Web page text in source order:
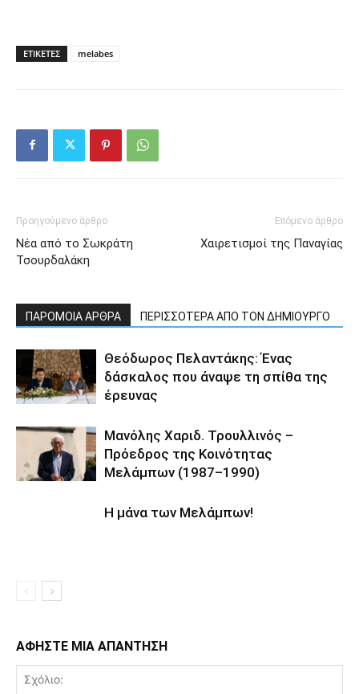
ΕΤΙΚΕΤΕΣ melabes
Προηγούμενο άρθρο
Νέα από το Σωκράτη
Τσουρδαλάκη
Επόμενο άρθρο
Χαιρετισμοί της Παναγίας
ΠΑΡΟΜΟΙΑ ΑΡΘΡΑ ΠΕΡΙΣΣΟΤΕΡΑ ΑΠΟ ΤΟΝ ΔΗΜΙΟΥΡΓΟ
Θεόδωρος Πελαντάκης: Ένας
δάσκαλος που άναψε τη σπίθα της
έρευνας
Μανόλης Χαριδ. Τρουλλινός –
Πρόεδρος της Κοινότητας
Μελάμπων (1987–1990)
Η μάνα των Μελάμπων!
ΑΦΗΣΤΕ ΜΙΑ ΑΠΑΝΤΗΣΗ